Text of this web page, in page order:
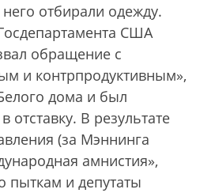
отбирали одежду.
США
обращение с
и контрпродуктивным»,
дома и был
отставку. В результате
(за Мэннинга
амнистия»,
пыткам и депутаты